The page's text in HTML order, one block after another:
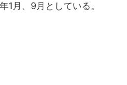
1月、9月としている。